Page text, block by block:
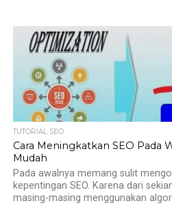
TUTORIAL SEO
Cara Meningkatkan SEO Pada
Mudah
Pada awalnya memang sulit
kepentingan SEO. Karena dari
masing-masing menggunakan